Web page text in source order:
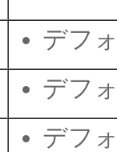
デフ
デフ
デフ